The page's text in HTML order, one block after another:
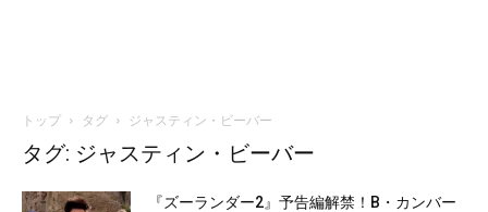
トップ タグ ジャスティン・ビーバー
タグ: ジャスティン・ビーバー
『ズーランダー2』予告編解禁！B・カンバー